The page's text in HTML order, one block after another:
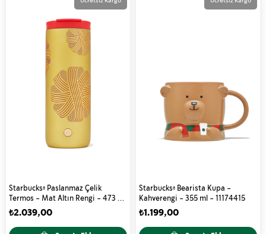
Starbucks® Paslanmaz Çelik
Termos - Mat Altın Rengi - 473 ml
- 11174911
₺2.039,00
Starbucks® Bearista Kupa -
Kahverengi - 355 ml - 11174415
₺1.199,00